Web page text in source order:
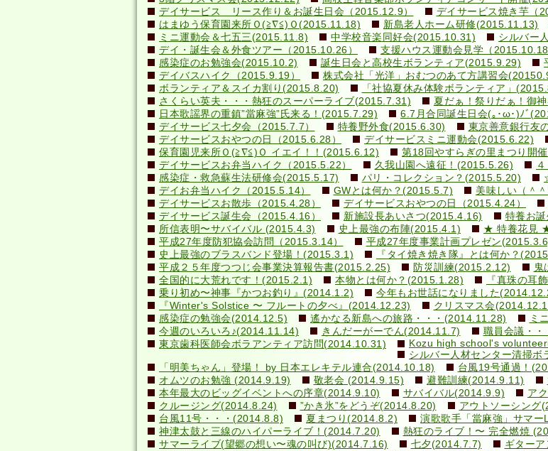
デイサービス リース作り＆お誕生日会（2015.12.9）
デイサービス焼き芋（
はまゆう保育園来所Ｏ(≧∇≦)Ｏ(2015.11.18)
新島老人ホーム研修(2015.11.13)
ミニ運動会＆七五三(2015.11.8)
中学校音楽同好会(2015.10.31)
シルバー
デイ・誕生会＆外食ツアー（2015.10.26）
支援ハウス運動会見学（2015.10.18
感染症のお勉強会(2015.10.2)
誕生日会と高校生ボランティア(2015.9.29)
デイバスハイク（2015.9.19）
株式会社「光洋」おむつのあて方講習会
ボランティア＆スイカ割り(2015.8.20)
「社協夏休み体験ボランティア」
さくらい英夫・・・熱狂のスーパーライブ(2015.7.31)
夏だぁ！祭りだぁ！御
日本歌謡界の重鎮”當麻強”氏来る！(2015.7.29)
6.7月合同誕生日会(｡･ω･)ﾉﾞ
デイサービス七夕会（2015.7.7）
特養野外食(2015.6.30)
東京善意銀行友
デイサービスおやつの日（2015.6.28）
デイサービスミニ運動会(2015.6.22)
保育園児来所Ｏ(≧∇≦)Ｏ イエイ！！(2015.6.12)
第18回やすらぎの里まつり開
デイサービスお弁当ハイク（2015.5.22）
久我山園へ遠征！(2015.5.26)
感染症・救急蘇生法研修会(2015.5.17)
パリ・コレクション？(2015.5.20)
デイお弁当ハイク（2015.5.14）
GWとは何か？(2015.5.7)
美味しい（＾
デイサービスお散歩（2015.4.28）
デイサービスおやつの日（2015.4.24）
デイサービス誕生会（2015.4.16）
新施設長あいさつ(2015.4.16)
特養お
所信表明〜サバイバル (2015.4.3)
史上最強の布陣(2015.4.1) ★ 特養花見
平成27年度防犯協会訪問（2015.3.14）
平成27年度事業計画プレゼン
史上最強のブラスバンド登場！(2015.3.1)
『タイ焼き焼き隊』とは何か？
平成２５年度つつじ会事業決算報告書(2015.2.25)
防災訓練(2015.2.12)
鬼
全国的に大荒れです！(2015.2.1)
本物とは何か？(2015.1.28)
『真珠の耳
乗り初め〜神事『かつお釣り』(2014.1.2)
今年もお世話になりました
『Winter's Solstice 〜 フルートの夕べ』(2014.12.23)
クリスマス会
感染症の勉強会(2014.12.5)
遙かなる新島への旅路・・・(2014.11.28)
ミ
今週のいろいろ♪(2014.11.14)
きんだーがーでん(2014.11.7)
職員会議・
東京歯科医師会ボラアンティア訪問(2014.10.31)
Kozu high school's
シルバー人材センター清掃
「明美ちゃん」登場！ by 日本エレキテル連合(2014.10.18)
台風19号通過！
オムツのお勉強 (2014.9.19)
敬老会 (2014.9.15) 避難訓練(2014.9.11)
本年最大のビッグイベントへの序章(2014.9.10)
サバイバル(2014.9.9)
ア
クルージング(2014.8.24)
”かき氷”をどうぞ(2014.8.20) アウトソーシング
台風11号・・・(2014.8.8)
夏まつり(2014.8.2)
演歌歌手「當麻強」サマ
神津太鼓と三線のハイパーライブ！(2014.7.20)
熱狂のライブ！〜 完全燃焼
サマーライブ(望郷の想い〜魂の叫び)(2014.7.16)
七夕(2014.7.7)
ギター